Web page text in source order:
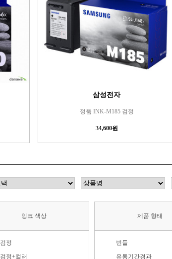
삼성전자
정품 INK-M185 검정
34,600원
잉크 색상
검정
검정+컬러
제품 형태
번들
유통기간경과